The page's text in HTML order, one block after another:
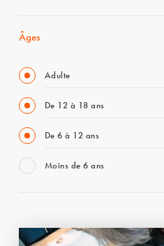
Âges
Adulte
De 12 à 18 ans
De 6 à 12 ans
Moins de 6 ans